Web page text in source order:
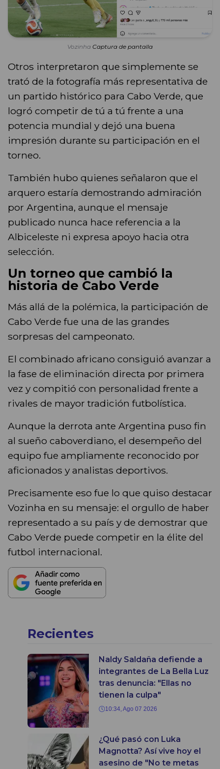
Vozinha Captura de pantalla
Otros interpretaron que simplemente se
trató de la fotografía más representativa de
un partido histórico para Cabo Verde, que
logró competir de tú a tú frente a una
potencia mundial y dejó una buena
impresión durante su participación en el
torneo.
También hubo quienes señalaron que el
arquero estaría demostrando admiración
por Argentina, aunque el mensaje
publicado nunca hace referencia a la
Albiceleste ni expresa apoyo hacia otra
selección.
Un torneo que cambió la
historia de Cabo Verde
Más allá de la polémica, la participación de
Cabo Verde fue una de las grandes
sorpresas del campeonato.
El combinado africano consiguió avanzar a
la fase de eliminación directa por primera
vez y compitió con personalidad frente a
rivales de mayor tradición futbolística.
Aunque la derrota ante Argentina puso fin
al sueño caboverdiano, el desempeño del
equipo fue ampliamente reconocido por
aficionados y analistas deportivos.
Precisamente eso fue lo que quiso destacar
Vozinha en su mensaje: el orgullo de haber
representado a su país y de demostrar que
Cabo Verde puede competir en la élite del
futbol internacional.
Recientes
Naldy Saldaña defiende a
integrantes de La Bella Luz
tras denuncia: "Ellas no
tienen la culpa"
10:34, Ago 07 2026
¿Qué pasó con Luka
Magnotta? Así vive hoy el
asesino de "No te metas